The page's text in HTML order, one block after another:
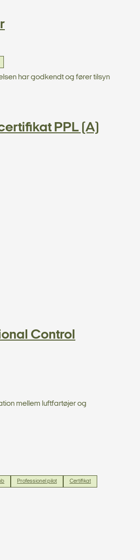
har godkendt og fører tilsyn
PPL (A)
Control
mellem luftfartøjer og
Professionel pilot Certifikat